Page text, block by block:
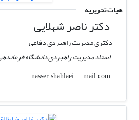
هیات تحریریه
دکتر ناصر شهلایی
دکتری مدیریت راهبردی دفاعی
استاد مدیریت راهبردی دانشگاه
nasser.shahlaei
mail.com